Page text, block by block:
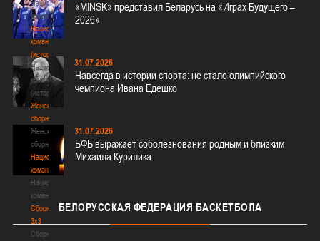
Национальная
команда
Национальная
команда
(история)
Национальная
команда
(история)
Женские
сборные
Женские
сборные
Национальная
команда
Национальная
команда
Сборные
3х3
Сборные
«MINSK» представил Беларусь на «Играх Будущего –
2026»
31.07.2026
Навсегда в истории спорта: не стало олимпийского
чемпиона Ивана Едешко
31.07.2026
БФБ выражает соболезнования родным и близким
Михаила Курилика
БЕЛОРУССКАЯ ФЕДЕРАЦИЯ БАСКЕТБОЛА